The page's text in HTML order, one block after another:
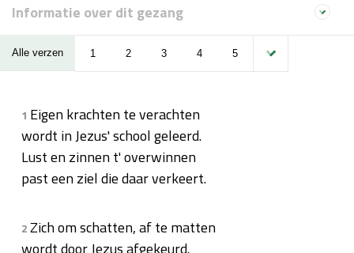
Informatie over dit gezang
Alle verzen 1 2 3 4 5
1 Eigen krachten te verachten
wordt in Jezus' school geleerd.
Lust en zinnen t' overwinnen
past een ziel die daar verkeert.
2Zich om schatten, af te matten
wordt door Jezus afgekeurd.